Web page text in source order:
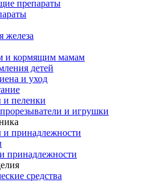
препараты
железа
и кормящим мамам
детей
и уход
и пеленки
и игрушки
и принадлежности
принадлежности
средства